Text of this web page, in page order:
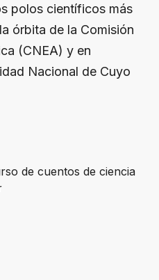
polos científicos más
órbita de la Comisión
(CNEA) y en
Nacional de Cuyo